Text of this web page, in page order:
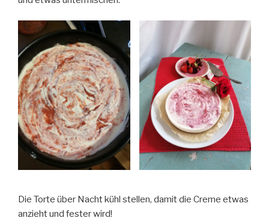
Die Torte über Nacht kühl stellen, damit die Creme etwas
anzieht und fester wird!